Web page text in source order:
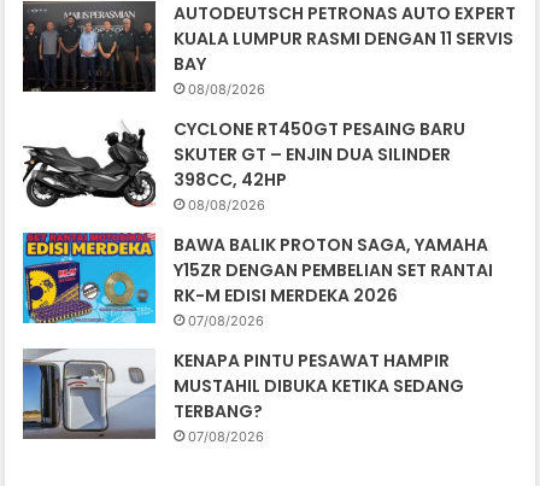
AUTODEUTSCH PETRONAS AUTO EXPERT
KUALA LUMPUR RASMI DENGAN 11 SERVIS
BAY
08/08/2026
CYCLONE RT450GT PESAING BARU
SKUTER GT – ENJIN DUA SILINDER
398CC, 42HP
08/08/2026
BAWA BALIK PROTON SAGA, YAMAHA
Y15ZR DENGAN PEMBELIAN SET RANTAI
RK-M EDISI MERDEKA 2026
07/08/2026
KENAPA PINTU PESAWAT HAMPIR
MUSTAHIL DIBUKA KETIKA SEDANG
TERBANG?
07/08/2026